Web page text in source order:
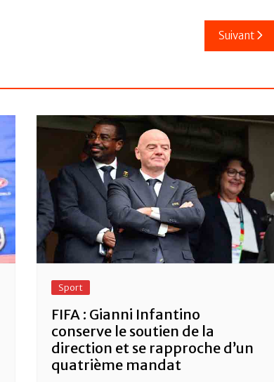
Suivant
Sport
FIFA : Gianni Infantino
conserve le soutien de la
direction et se rapproche d’un
quatrième mandat